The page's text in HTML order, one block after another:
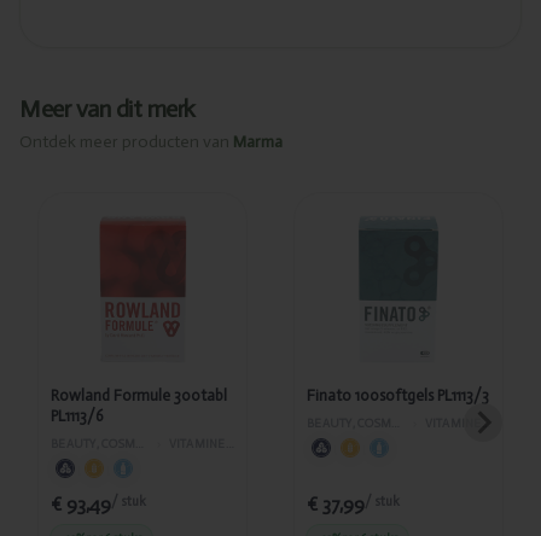
Meer van dit merk
Ontdek meer producten van Marma
Toegevoegd
PL1113/6
Rowland Formule 300tabl
PL1113/6
€ 93,49/ stuk
Finato 100softgels PL1113/3
VITAMINES EN SUPPLEMENTEN
€ 37,99/ stuk